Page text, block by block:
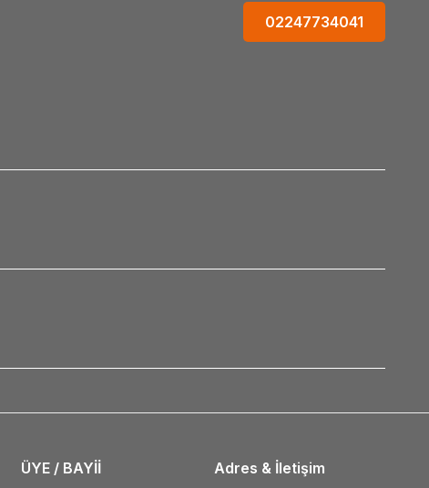
02247734041
Adres & İletişim
ÜYE / BAYİİ